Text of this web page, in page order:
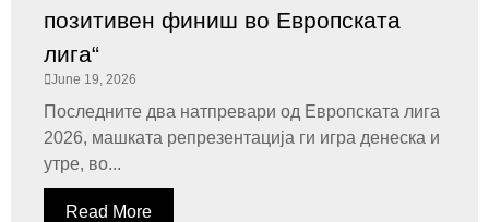
позитивен финиш во Европската
лига“
June 19, 2026
Последните два натпревари од Европската лига
2026, машката репрезентација ги игра денеска и
утре, во...
Read More